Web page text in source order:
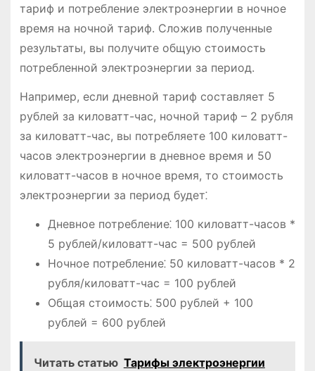
тариф и потребление электроэнергии в ночное
время на ночной тариф. Сложив полученные
результаты, вы получите общую стоимость
потребленной электроэнергии за период.
Например, если дневной тариф составляет 5
рублей за киловатт-час, ночной тариф – 2 рубля
за киловатт-час, вы потребляете 100 киловатт-
часов электроэнергии в дневное время и 50
киловатт-часов в ночное время, то стоимость
электроэнергии за период будет⁚
Дневное потребление⁚ 100 киловатт-часов *
5 рублей/киловатт-час = 500 рублей
Ночное потребление⁚ 50 киловатт-часов * 2
рубля/киловатт-час = 100 рублей
Общая стоимость⁚ 500 рублей + 100
рублей = 600 рублей
Читать статью Тарифы электроэнергии